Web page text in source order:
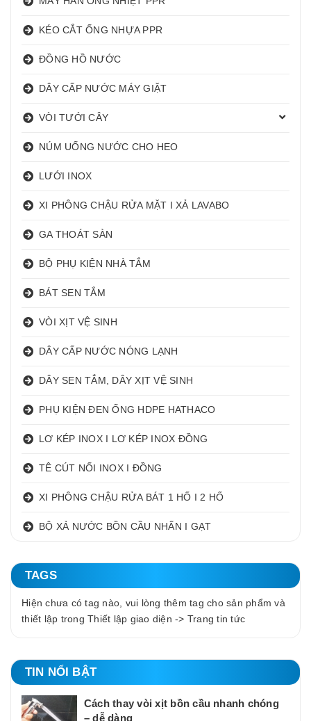
KÉO CẮT ỐNG NHỰA PPR
ĐỒNG HỒ NƯỚC
DÂY CẤP NƯỚC MÁY GIẶT
VÒI TƯỚI CÂY
NÚM UỐNG NƯỚC CHO HEO
LƯỚI INOX
XI PHÔNG CHẬU RỬA MẶT I XẢ LAVABO
GA THOÁT SÀN
BỘ PHỤ KIỆN NHÀ TẮM
BÁT SEN TẮM
VÒI XỊT VỆ SINH
DÂY CẤP NƯỚC NÓNG LẠNH
DÂY SEN TẮM, DÂY XỊT VỆ SINH
PHỤ KIỆN ĐEN ỐNG HDPE HATHACO
LƠ KÉP INOX I LƠ KÉP INOX ĐỒNG
TÊ CÚT NỐI INOX I ĐỒNG
XI PHÔNG CHẬU RỬA BÁT 1 HỐ I 2 HỐ
BỘ XẢ NƯỚC BỒN CẦU NHẤN I GẠT
TAGS
Hiện chưa có tag nào, vui lòng thêm tag cho sản phẩm và
thiết lập trong Thiết lập giao diện -> Trang tin tức
TIN NỔI BẬT
Cách thay vòi xịt bồn cầu nhanh chóng
– dễ dàng